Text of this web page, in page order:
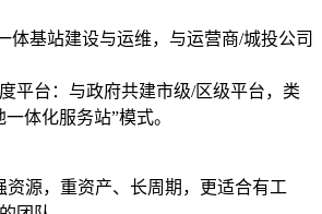
基站建设与运维，与运营商/城投公司
平台：与政府共建市级/区级平台，类
体化服务站”模式。
源，重资产、长周期，更适合有工